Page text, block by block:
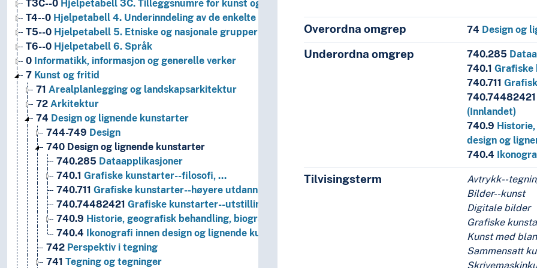
T3C--0 Hjelpetabell 3C. Tilleggsnumre for kunst og litteratur
T4--0 Hjelpetabell 4. Underinndeling av de enkelte språk og språkgrupper
T5--0 Hjelpetabell 5. Etniske og nasjonale grupper
T6--0 Hjelpetabell 6. Språk
0 Informatikk, informasjon og generelle verker
7 Kunst og fritid
71 Arealplanlegging og landskapsarkitektur
72 Arkitektur
74 Design og lignende kunstarter
744-749 Design
740 Design og lignende kunstarter
740.285 Dataapplikasjoner
740.1 Grafiske kunstarter--filosofi, …
740.711 Grafiske kunstarter--høyere utdanning
740.74482421 Grafiske kunstarter--utstillinger--Kongsvinger (Innlandet)
740.9 Historie, geografisk behandling, biografier knyttet til design og lignende kunstarter
740.4 Ikonografi innen design og lignende kunstarter
742 Perspektiv i tegning
741 Tegning og tegninger
Overordna omgrep 74 Design og
Underordna omgrep 740.285
740.1
740.711
(Innlandet)
740.9
design og
740.4
Tilvisingsterm
Avtrykk--
Bilder--kunst
Digitale bilder
Grafiske
Kunst med
Sammensatt